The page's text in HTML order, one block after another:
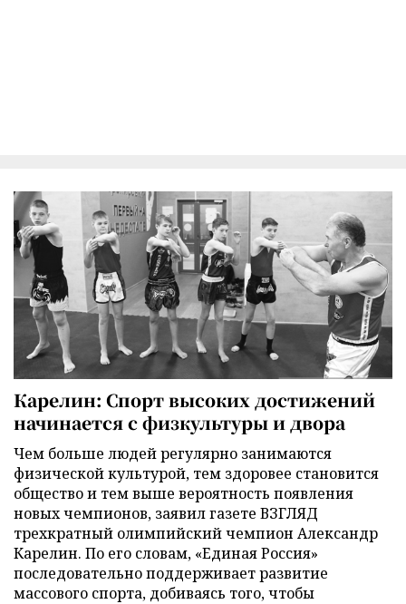
Карелин: Спорт высоких достижений
начинается с физкультуры и двора
Чем больше людей регулярно занимаются
физической культурой, тем здоровее становится
общество и тем выше вероятность появления
новых чемпионов, заявил газете ВЗГЛЯД
трехкратный олимпийский чемпион Александр
Карелин. По его словам, «Единая Россия»
последовательно поддерживает развитие
массового спорта, добиваясь того, чтобы